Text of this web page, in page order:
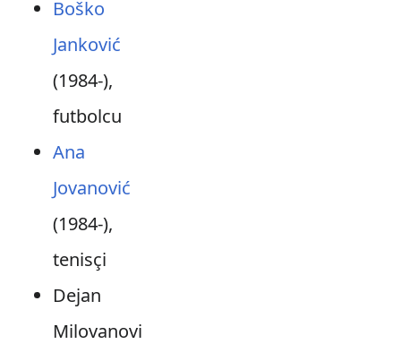
Boško
Janković
(1984-),
futbolcu
Ana
Jovanović
(1984-),
tenisçi
Dejan
Milovanovi